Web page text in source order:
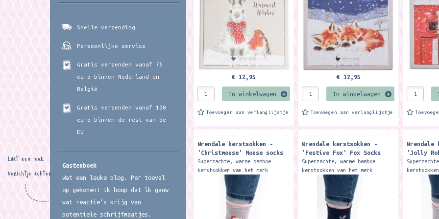
Hannah Dale, are finished...
€ 12,95
In winkelwagen
Toevoegen aan verlanglijstje
Hannah Dale, are finished...
€ 12,95
In winkelwagen
Toevoegen aan verlanglijstje
Hannah
Wrendale kerstsokken -
'Christmouse' Mouse socks
Superzachte, warme bamboe
kerstsokken van het merk
Wrendale Designs. De sokken
zijn gemaakt van 100% Oeko-Tex
bamboe. Het materiaal is zacht,
Wrendale kerstsokken -
'Festive Fox' Fox Socks
Superzachte, warme bamboe
kerstsokken van het merk
Wrendale Designs. De sokken
zijn gemaakt van 100% Oeko-Tex
bamboe. Het materiaal is zacht,
'Jolly
Wrendale
zijn
bamboe.
Snelle verzending
Persoonlijke service
Gratis verzenden vanaf 75
euro binnen Nederland en
België
Gratis verzenden vanaf 100
euro binnen de rest van de
EU
Gastenboek
Wat een leuke blog. Per toeval
op gekomen! Ik hoop dat ik gauw
wat reactie's krijg van
potentiele schrijfmaatjes.
Laat een leuk
berichtje achter